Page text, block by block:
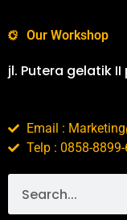
Our Workshop
jl. Putera gelatik
Email :
Telp : 0858-